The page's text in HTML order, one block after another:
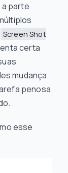
a parte
Screen Shot
certa
mudança
penosa
esse